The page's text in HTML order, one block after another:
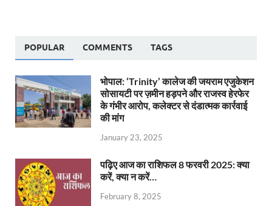
POPULAR COMMENTS TAGS
भोपाल: ‘Trinity’ कालेज की जयराम एजुकेशन
सोसायटी पर ज़मीन हड़पने और राजस्व हेरफेर
के गंभीर आरोप, कलेक्टर से दंडात्मक कार्रवाई
की मांग
January 23, 2025
पढ़िए आज का राशिफल 8 फरवरी 2025: क्या
करें, क्या न करें…
February 8, 2025